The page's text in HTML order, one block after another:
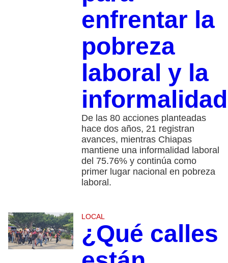
enfrentar la
pobreza
laboral y la
informalidad
De las 80 acciones planteadas
hace dos años, 21 registran
avances, mientras Chiapas
mantiene una informalidad laboral
del 75.76% y continúa como
primer lugar nacional en pobreza
laboral.
LOCAL
¿Qué calles